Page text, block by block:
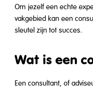
Om jezelf een echte
vakgebied kan een
sleutel zijn tot succes.
Wat is een
Een consultant, of